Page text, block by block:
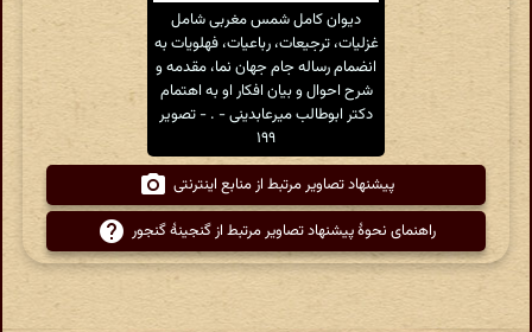
دیوان کامل شمس مغربی شامل
غزلیات، ترجیعات، رباعیات، فهلویات به
انضمام رساله جام جهان نما، مقدمه و
شرح احوال و بیان افکار او به اهتمام
دکتر ابوطالب میرعابدینی - . - تصویر
۱۹۹
پیشنهاد تصاویر مرتبط از منابع اینترنتی
راهنمای نحوهٔ پیشنهاد تصاویر مرتبط از گنجینهٔ گنجور